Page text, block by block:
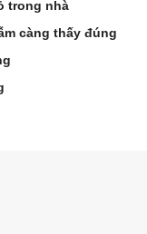
trong nhà
càng thấy đúng